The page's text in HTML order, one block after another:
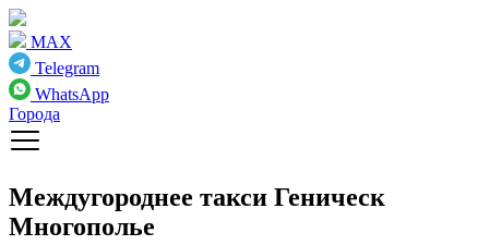
MAX
Telegram
WhatsApp
Города
Междугороднее такси Геническ
Многополье